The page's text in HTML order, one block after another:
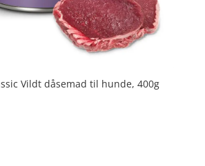
Vildt dåsemad til hunde, 400g